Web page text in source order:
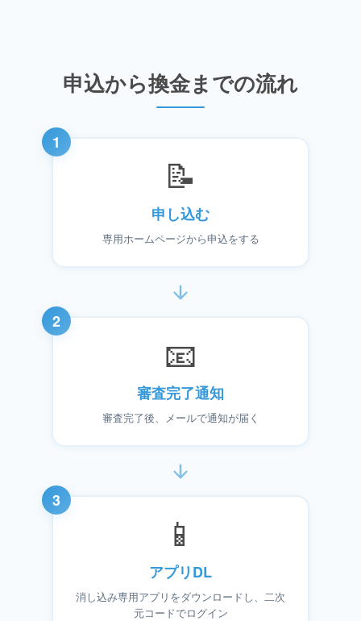
申込から換金までの流れ
1
📝
申し込む
専用ホームページから申込をする
2
📧
審査完了通知
審査完了後、メールで通知が届く
3
📱
アプリDL
消し込み専用アプリをダウンロードし、二次
元コードでログイン